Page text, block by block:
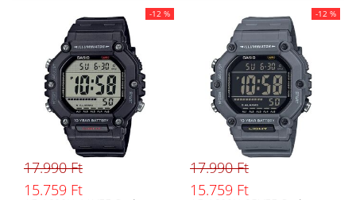
-12 %
17.990 Ft
15.759 Ft
-12 %
17.990 Ft
15.759 Ft